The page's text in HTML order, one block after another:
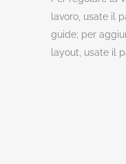
lavoro, usate il
guide; per
layout, usate il